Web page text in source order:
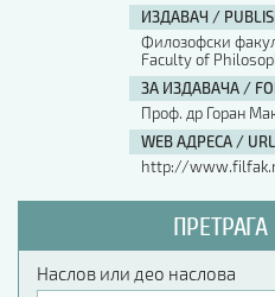
ИЗДАВАЧ /
Филозофски
Faculty of
ЗА ИЗДАВАЧА /
Проф. др Горан
WEB АДРЕСА / URL
http://
Наслов или део наслова